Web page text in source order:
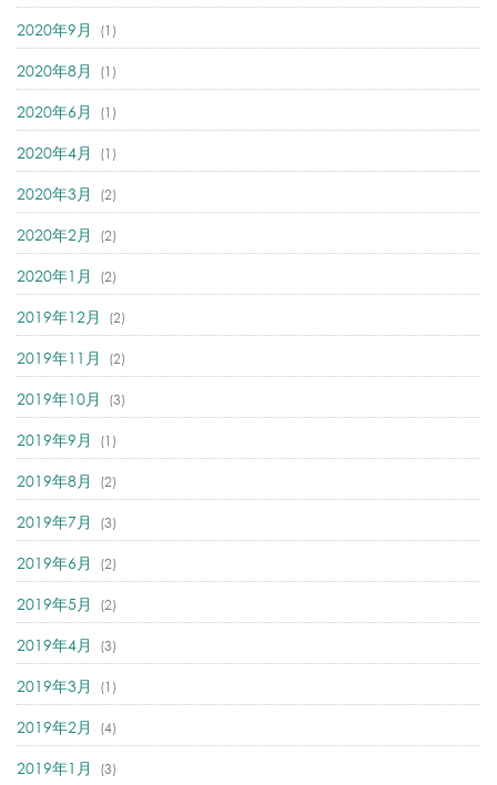
2020年9月 (1)
2020年8月 (1)
2020年6月 (1)
2020年4月 (1)
2020年3月 (2)
2020年2月 (2)
2020年1月 (2)
2019年12月 (2)
2019年11月 (2)
2019年10月 (3)
2019年9月 (1)
2019年8月 (2)
2019年7月 (3)
2019年6月 (2)
2019年5月 (2)
2019年4月 (3)
2019年3月 (1)
2019年2月 (4)
2019年1月 (3)